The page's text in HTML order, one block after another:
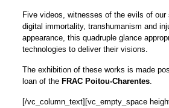
Five videos, witnesses of the evils of our
digital immortality, transhumanism and
appearance, this quadruple glance
technologies to deliver their visions.
The exhibition of these works is made
loan of the FRAC Poitou-Charentes.
[/vc_column_text][vc_empty_space